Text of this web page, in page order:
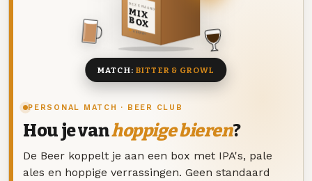
PERSONAL MATCH · BEER CLUB
Hou je vanhoppige bieren?
De Beer koppelt je aan een box met IPA's, pale
ales en hoppige verrassingen. Geen standaard
DEZE MAAND
MIX
BOX
8 BIEREN
MATCH: BITTER & GROWL